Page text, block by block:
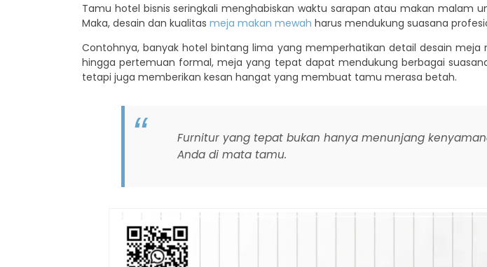
Tamu hotel bisnis seringkali menghabiskan waktu sarapan atau makan malam
Maka, desain dan kualitas meja makan mewah harus mendukung suasana
Contohnya, banyak hotel bintang lima yang memperhatikan detail desain
hingga pertemuan formal, meja yang tepat dapat mendukung berbagai
tetapi juga memberikan kesan hangat yang membuat tamu merasa betah.
Furnitur yang tepat bukan hanya menunjang
Anda di mata tamu.